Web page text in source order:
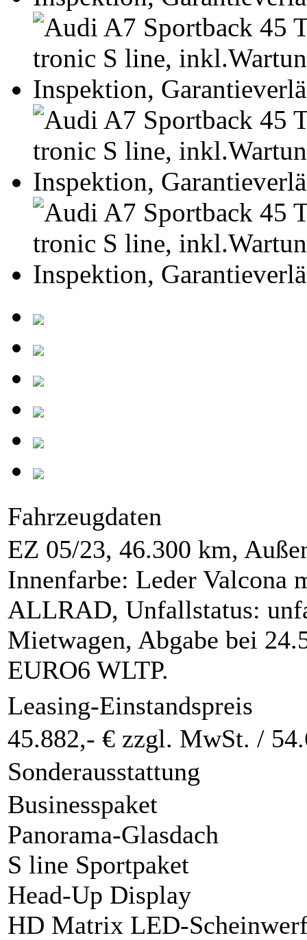
Fahrzeugdaten
EZ 05/23, 46.300 km,
Innenfarbe: Leder Valcona
ALLRAD, Unfallstatus:
Mietwagen, Abgabe bei
EURO6 WLTP.
Leasing-Einstandspreis
45.882,- € zzgl. MwSt. /
Sonderausstattung
Businesspaket
Panorama-Glasdach
S line Sportpaket
Head-Up Display
HD Matrix LED-